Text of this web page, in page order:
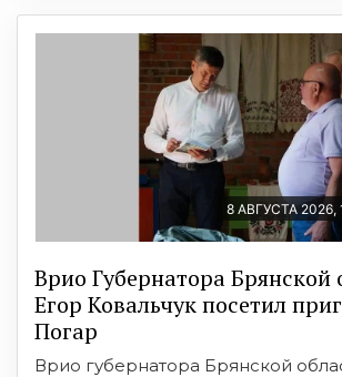
8 АВГУСТА 2026,
Врио Губернатора Брянской
Егор Ковальчук посетил
Погар
Врио губернатора Брянской